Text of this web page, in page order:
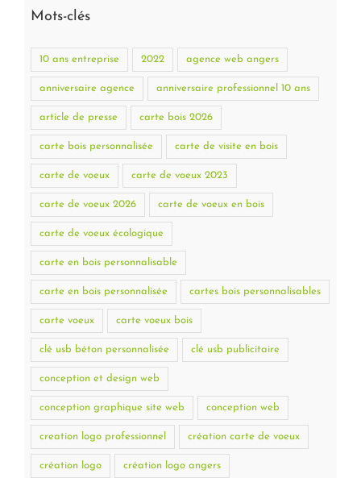
Mots-clés
10 ans entreprise 2022 agence web angers
anniversaire agence anniversaire professionnel 10 ans
article de presse carte bois 2026
carte bois personnalisée carte de visite en bois
carte de voeux carte de voeux 2023
carte de voeux 2026 carte de voeux en bois
carte de voeux écologique
carte en bois personnalisable
carte en bois personnalisée cartes bois personnalisables
carte voeux carte voeux bois
clé usb béton personnalisée clé usb publicitaire
conception et design web
conception graphique site web conception web
creation logo professionnel création carte de voeux
création logo création logo angers